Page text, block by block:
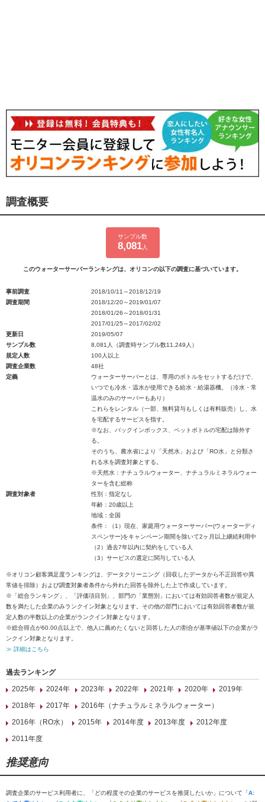
調査概要
サンプル数
8,081人
このウォーターサーバーランキングは、オリコンの以下の調査に基づいています。
事前調査
2018/10/11～2018/12/19
調査期間
2018/12/20～2019/01/07
2018/01/26～2018/01/31
2017/01/25～2017/02/02
更新日
2019/05/07
サンプル数
8,081人（調査時サンプル数11,249人）
規定人数
100人以上
調査企業数
48社
定義
ウォーターサーバーとは、専用のボトルをセットするだけで、
いつでも冷水・温水が使用できる給水・給湯器機。（冷水・常
温水のみのサーバーもあり）
これらをレンタル（一部、無料貸与もしくは有料販売）し、水
を宅配するサービスを指す。
※なお、バックインボックス、ペットボトルの宅配は除外す
る。
そのうち、農水省により「天然水」および「RO水」と分類さ
れる水を調査対象とする。
※天然水：ナチュラルウォーター、ナチュラルミネラルウォー
ターを含む総称
調査対象者
性別：指定なし
年齢：20歳以上
地域：全国
条件：（1）現在、家庭用ウォーターサーバー(ウォーターディ
スペンサー)をキャンペーン期間を除いて2ヶ月以上継続利用中
（2）過去7年以内に契約をしている人
（3）サービスの選定に関与している人
※オリコン顧客満足度ランキングは、データクリーニング（回収したデータから不正回答や異
常値を排除）および調査対象者条件から外れた回答を除外した上で作成しています。
※「総合ランキング」、「評価項目別」、部門の「業態別」においては有効回答者数が規定人
数を満たした企業のみランクイン対象となります。その他の部門においては有効回答者数が規
定人数の半数以上の企業がランクイン対象となります。
※総合得点が60.00点以上で、他人に薦めたくないと回答した人の割合が基準値以下の企業がラ
ンクイン対象となります。
≫ 詳細はこちら
過去ランキング
2025年
2024年 2023年 2022年 2021年 2020年
2019年
2018年
2017年
2016年（ナチュラルミネラルウォーター）
2016年（RO水）
2015年 2014年度 2013年度
2012年度
2011年度
推奨意向
調査企業のサービス利用者に、「どの程度その企業のサービスを推奨したいか」について「A: